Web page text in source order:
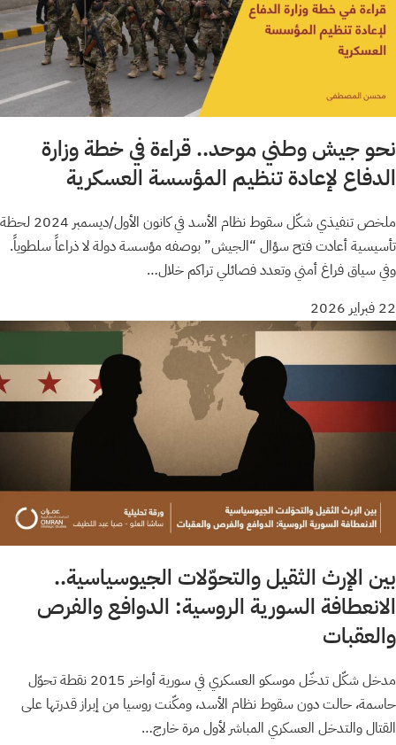
نحو جيش وطني موحد.. قراءة في خطة وزارة
الدفاع لإعادة تنظيم المؤسسة العسكرية
ملخص تنفيذي شكّل سقوط نظام الأسد في كانون الأول/ديسمبر 2024 لحظة
تأسيسية أعادت فتح سؤال “الجيش” بوصفه مؤسسة دولة لا ذراعاً سلطوياً.
وفي سياق فراغ أمني وتعدد فصائلي تراكم خلال…
22 فبراير 2026
بين الإرث الثقيل والتحوّلات الجيوسياسية..
الانعطافة السورية الروسية: الدوافع والفرص
والعقبات
مدخل شكّل تدخّل موسكو العسكري في سورية أواخر 2015 نقطة تحوّل
حاسمة، حالت دون سقوط نظام الأسد، ومكّنت روسيا من إبراز قدرتها على
القتال والتدخل العسكري المباشر لأول مرة خارج…